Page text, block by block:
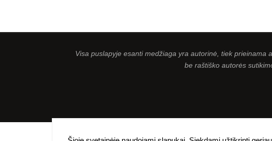
Visa puslapyje esanti medžiaga yra autorinė, tiek
be raštiško autorės